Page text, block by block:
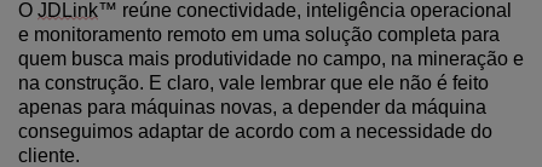
O JDLink™ reúne conectividade, inteligência operacional
e monitoramento remoto em uma solução completa para
quem busca mais produtividade no campo, na mineração e
na construção. E claro, vale lembrar que ele não é feito
apenas para máquinas novas, a depender da máquina
conseguimos adaptar de acordo com a necessidade do
cliente.